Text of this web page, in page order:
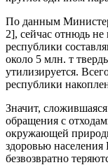
По данным
2], сейчас отнюдь
республики
около 5 млн. т
утилизируется.
республики
Значит,
обращения с
окружающей
здоровью населения
безвозвратно